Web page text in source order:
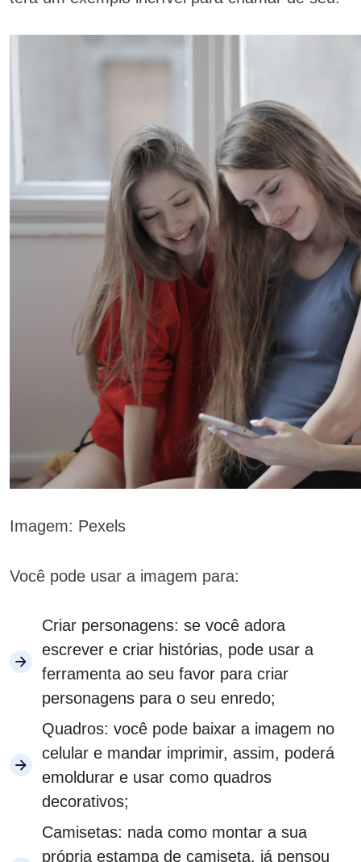
Imagem: Pexels
Você pode usar a imagem para:
Criar personagens: se você adora
escrever e criar histórias, pode usar a
ferramenta ao seu favor para criar
personagens para o seu enredo;
Quadros: você pode baixar a imagem no
celular e mandar imprimir, assim, poderá
emoldurar e usar como quadros
decorativos;
Camisetas: nada como montar a sua
própria estampa de camiseta, já pensou